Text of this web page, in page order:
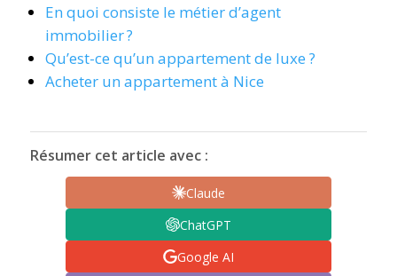
En quoi consiste le métier d’agent
immobilier ?
Qu’est-ce qu’un appartement de luxe ?
Acheter un appartement à Nice
Résumer cet article avec :
Claude
ChatGPT
Google AI